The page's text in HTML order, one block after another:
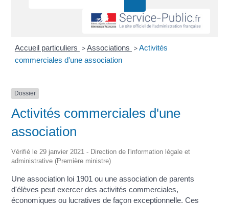
Accueil particuliers >Associations >Activités
commerciales d'une association
Dossier
Activités commerciales d'une
association
Vérifié le 29 janvier 2021 - Direction de l'information légale et
administrative (Première ministre)
Une association loi 1901 ou une association de parents
d'élèves peut exercer des activités commerciales,
économiques ou lucratives de façon exceptionnelle. Ces